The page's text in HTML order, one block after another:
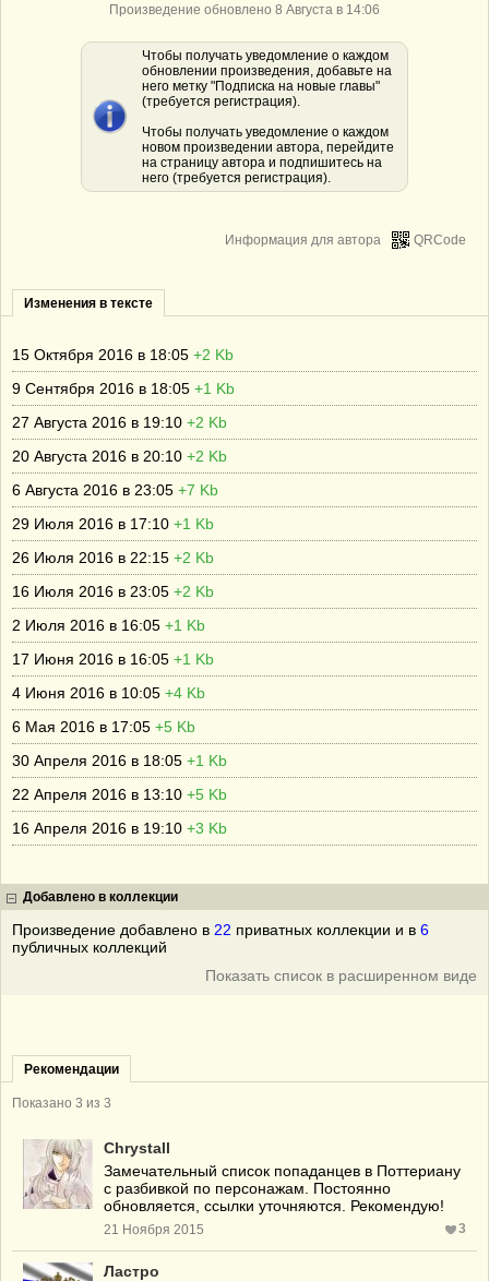
Произведение обновлено 8 Августа в 14:06
Чтобы получать уведомление о каждом
обновлении произведения, добавьте на
него метку "Подписка на новые главы"
(требуется регистрация).
Чтобы получать уведомление о каждом
новом произведении автора, перейдите
на страницу автора и подпишитесь на
него (требуется регистрация).
QRCode
Информация для автора
Изменения в тексте
15 Октября 2016 в 18:05 +2 Kb
9 Сентября 2016 в 18:05 +1 Kb
27 Августа 2016 в 19:10 +2 Kb
20 Августа 2016 в 20:10 +2 Kb
6 Августа 2016 в 23:05 +7 Kb
29 Июля 2016 в 17:10 +1 Kb
26 Июля 2016 в 22:15 +2 Kb
16 Июля 2016 в 23:05 +2 Kb
2 Июля 2016 в 16:05 +1 Kb
17 Июня 2016 в 16:05 +1 Kb
4 Июня 2016 в 10:05 +4 Kb
6 Мая 2016 в 17:05 +5 Kb
30 Апреля 2016 в 18:05 +1 Kb
22 Апреля 2016 в 13:10 +5 Kb
16 Апреля 2016 в 19:10 +3 Kb
Добавлено в коллекции
Произведение добавлено в 22 приватных коллекции и в 6
публичных коллекций
Показать список в расширенном виде
Рекомендации
Показано 3 из 3
Chrystall
Замечательный список попаданцев в Поттериану
с разбивкой по персонажам. Постоянно
обновляется, ссылки уточняются. Рекомендую!
21 Ноября 2015 3
Ластро